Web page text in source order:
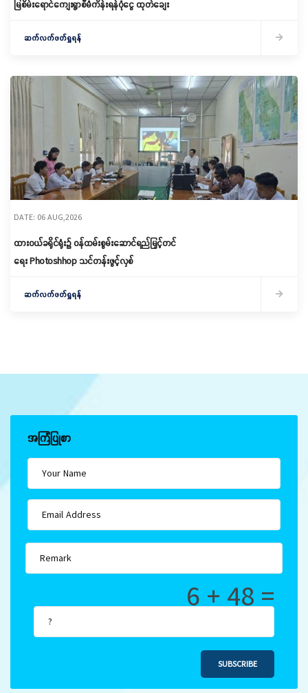
မြစိမ်းရောင်ကျေးရွာစီမံကိန်းရန်ပုံငွေ ထုတ်ချေး
ဆက်လက်ဖတ်ရှုရန်
DATE: 06 AUG,2026
ထားဝယ်ခရိုင်ရုံး၌ ဝန်ထမ်းစွမ်းဆောင်ရည်မြှင့်တင်
ရေး Photoshhop သင်တန်းဖွင့်လှစ်
ဆက်လက်ဖတ်ရှုရန်
အကြံပြုစာ
6 + 48 =
SUBSCRIBE